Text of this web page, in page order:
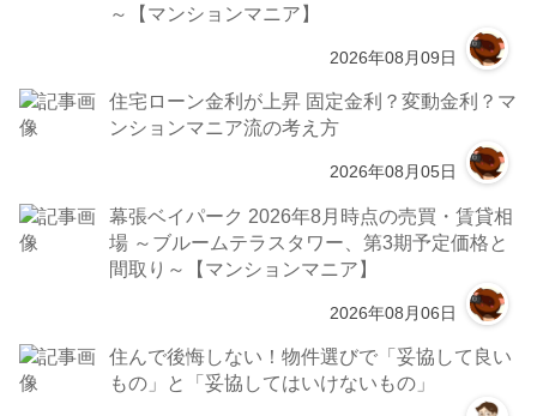
～【マンションマニア】
2026年08月09日
住宅ローン金利が上昇 固定金利？変動金利？マ
ンションマニア流の考え方
2026年08月05日
幕張ベイパーク 2026年8月時点の売買・賃貸相
場 ～ブルームテラスタワー、第3期予定価格と
間取り～【マンションマニア】
2026年08月06日
住んで後悔しない！物件選びで「妥協して良い
もの」と「妥協してはいけないもの」